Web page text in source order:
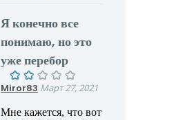
Я конечно все
понимаю, но это
уже перебор
Miror83 Март 27, 2021
Мне кажется, что вот